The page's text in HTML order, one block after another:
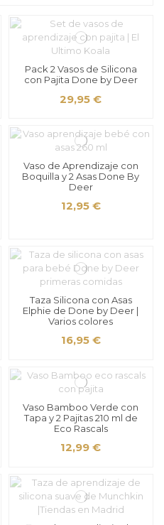
Pack 2 Vasos de Silicona
con Pajita Done by Deer
29,95 €
Vaso de Aprendizaje con
Boquilla y 2 Asas Done By
Deer
12,95 €
Taza Silicona con Asas
Elphie de Done by Deer |
Varios colores
16,95 €
Vaso Bamboo Verde con
Tapa y 2 Pajitas 210 ml de
Eco Rascals
12,99 €